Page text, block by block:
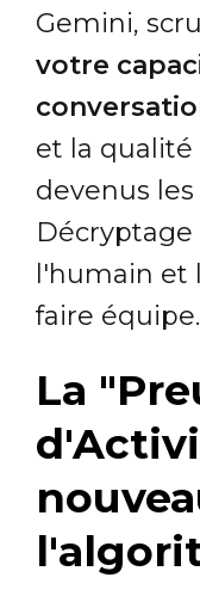
Gemini,
votre
et la
devenus
l'humain et
faire équipe.
La